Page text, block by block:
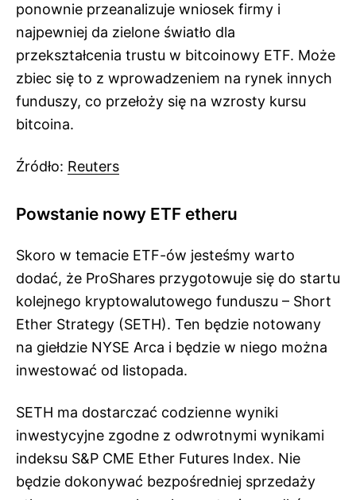
ponownie przeanalizuje wniosek firmy i
najpewniej da zielone światło dla
przekształcenia trustu w bitcoinowy ETF. Może
zbiec się to z wprowadzeniem na rynek innych
funduszy, co przełoży się na wzrosty kursu
bitcoina.
Źródło: Reuters
Powstanie nowy ETF etheru
Skoro w temacie ETF-ów jesteśmy warto
dodać, że ProShares przygotowuje się do startu
kolejnego kryptowalutowego funduszu – Short
Ether Strategy (SETH). Ten będzie notowany
na giełdzie NYSE Arca i będzie w niego można
inwestować od listopada.
SETH ma dostarczać codzienne wyniki
inwestycyjne zgodne z odwrotnymi wynikami
indeksu S&P CME Ether Futures Index. Nie
będzie dokonywać bezpośredniej sprzedaży